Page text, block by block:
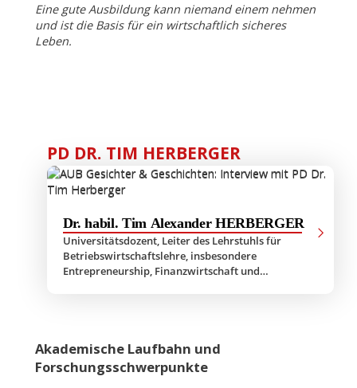
Eine gute Ausbildung kann niemand einem nehmen
und ist die Basis für ein wirtschaftlich sicheres
Leben.
PD DR. TIM HERBERGER
Dr. habil. Tim Alexander HERBERGER
Universitätsdozent, Leiter des Lehrstuhls für
Betriebswirtschaftslehre, insbesondere
Entrepreneurship, Finanzwirtschaft und
Akademische Laufbahn und
Forschungsschwerpunkte